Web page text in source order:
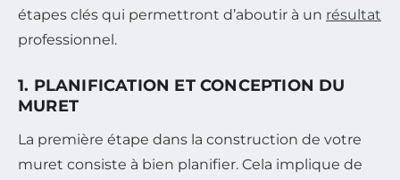
étapes clés qui permettront d’aboutir à un résultat
professionnel.
1. PLANIFICATION ET CONCEPTION DU
MURET
La première étape dans la construction de votre
muret consiste à bien planifier. Cela implique de